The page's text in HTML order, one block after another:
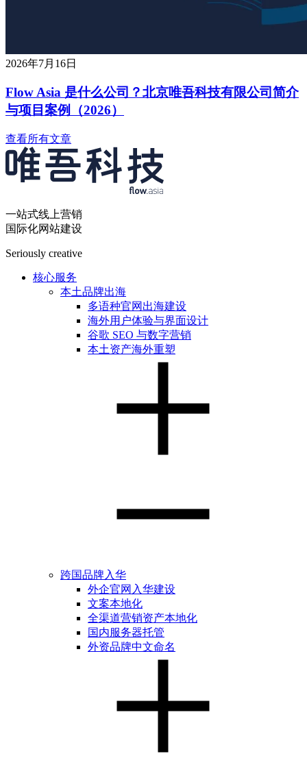
2026年7月16日
Flow Asia 是什么公司？北京唯吾科技有限公司简介
与项目案例（2026）
查看所有文章
一站式线上营销
国际化网站建设
Seriously creative
核心服务
本土品牌出海
多语种官网出海建设
海外用户体验与界面设计
谷歌 SEO 与数字营销
本土资产海外重塑
跨国品牌入华
外企官网入华建设
文案本地化
全渠道营销资产本地化
国内服务器托管
外资品牌中文命名